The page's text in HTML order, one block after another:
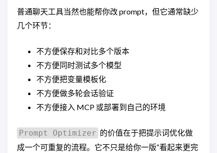
普通聊天工具当然也能帮你改 prompt，但它通常缺少
几个环节：
不方便保存和对比多个版本
不方便同时测试多个模型
不方便把变量模板化
不方便做多轮会话验证
不方便接入 MCP 或部署到自己的环境
Prompt Optimizer 的价值在于把提示词优化做
成一个可重复的流程。它不只是给你一版“看起来更完